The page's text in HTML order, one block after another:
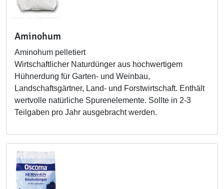
Aminohum
Aminohum pelletiert
Wirtschaftlicher Naturdünger aus hochwertigem
Hühnerdung für Garten- und Weinbau,
Landschaftsgärtner, Land- und Forstwirtschaft. Enthält
wertvolle natürliche Spurenelemente. Sollte in 2-3
Teilgaben pro Jahr ausgebracht werden.